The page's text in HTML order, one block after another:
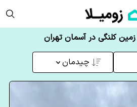
کلنگی در آسمان تهران
چیدمان